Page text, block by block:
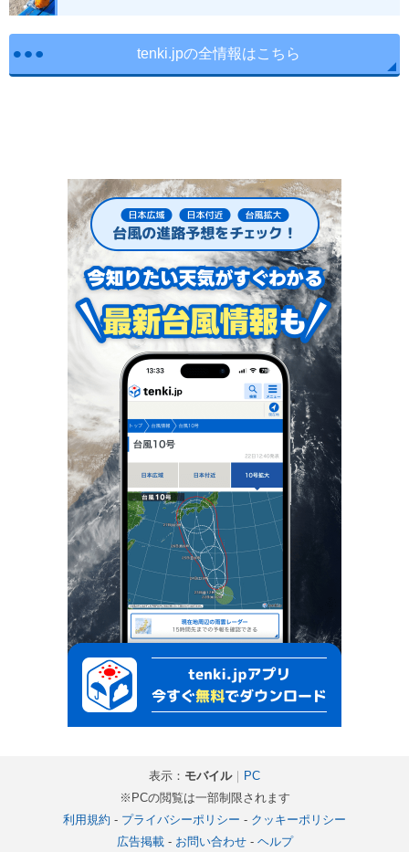
tenki.jpの全情報はこちら
表示： モバイル｜ PC
※PCの閲覧は一部制限されます
利用規約 - プライバシーポリシー - クッキーポリシー
広告掲載- お問い合わせ- ヘルプ